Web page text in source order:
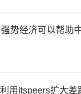
势经济可以帮助
用itspeers扩大差